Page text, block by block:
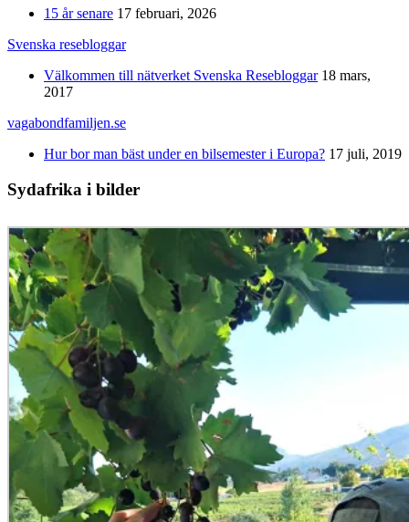
15 år senare 17 februari, 2026
Svenska resebloggar
Välkommen till nätverket Svenska Resebloggar 18 mars,
2017
vagabondfamiljen.se
Hur bor man bäst under en bilsemester i Europa? 17 juli, 2019
Sydafrika i bilder